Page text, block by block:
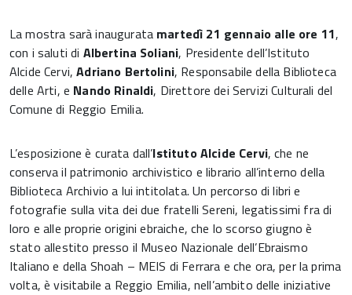
La mostra sarà inaugurata martedì 21 gennaio alle ore 11,
con i saluti di Albertina Soliani, Presidente dell’Istituto
Alcide Cervi,Adriano Bertolini, Responsabile della Biblioteca
delle Arti, e Nando Rinaldi, Direttore dei Servizi Culturali del
Comune di Reggio Emilia.
L’esposizione è curata dall’Istituto Alcide Cervi, che ne
conserva il patrimonio archivistico e librario all’interno della
Biblioteca Archivio a lui intitolata. Un percorso di libri e
fotografie sulla vita dei due fratelli Sereni, legatissimi fra di
loro e alle proprie origini ebraiche, che lo scorso giugno è
stato allestito presso il Museo Nazionale dell’Ebraismo
Italiano e della Shoah – MEIS di Ferrara e che ora, per la prima
volta, è visitabile a Reggio Emilia, nell’ambito delle iniziative